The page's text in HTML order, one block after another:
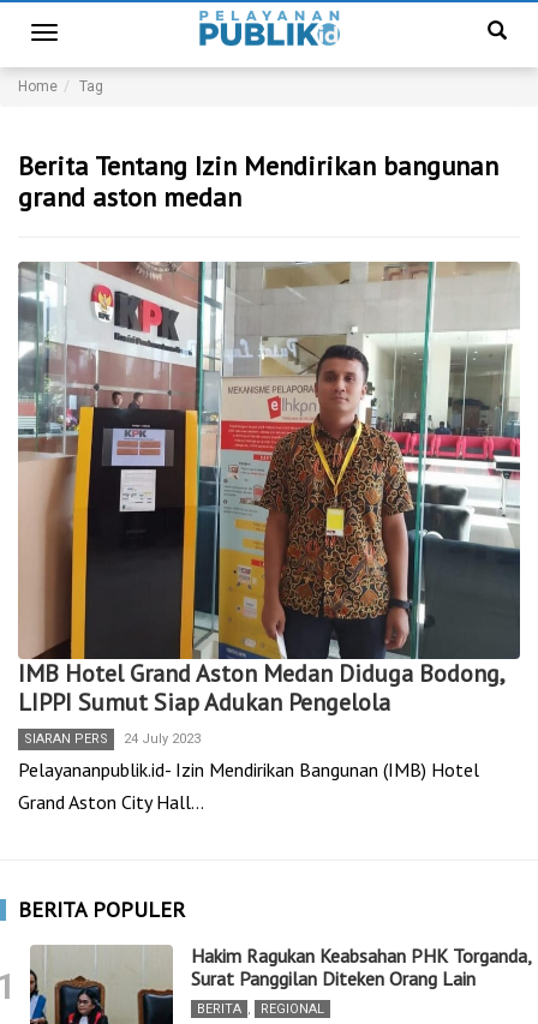
Toggle
navigation
Home Tag
Berita Tentang Izin Mendirikan bangunan
grand aston medan
IMB Hotel Grand Aston Medan Diduga Bodong,
LIPPI Sumut Siap Adukan Pengelola
SIARAN PERS 24 July 2023
Pelayananpublik.id- Izin Mendirikan Bangunan (IMB) Hotel
Grand Aston City Hall…
BERITA POPULER
Hakim Ragukan Keabsahan PHK Torganda,
Surat Panggilan Diteken Orang Lain
BERITA , REGIONAL